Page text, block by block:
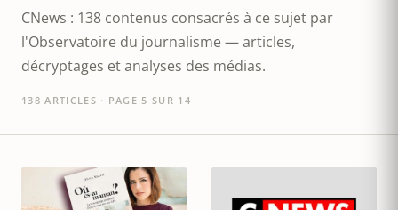
CNews : 138 contenus consacrés à ce sujet par
l'Observatoire du journalisme — articles,
décryptages et analyses des médias.
138 ARTICLES · PAGE 5 SUR 14